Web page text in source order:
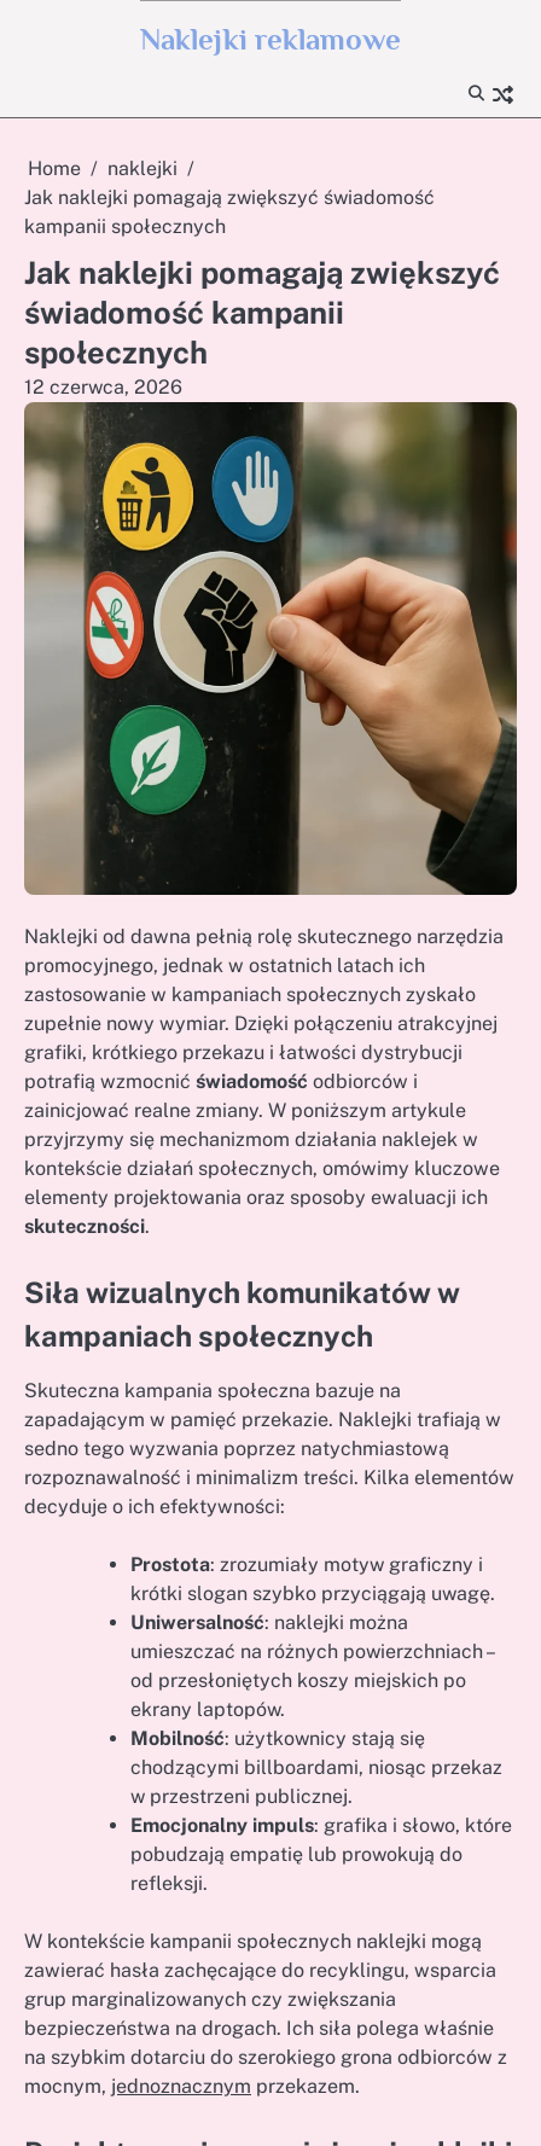
Naklejki reklamowe
Home
naklejki
Jak naklejki pomagają zwiększyć świadomość
kampanii społecznych
Jak naklejki pomagają zwiększyć
świadomość kampanii
społecznych
12 czerwca, 2026
Naklejki od dawna pełnią rolę skutecznego narzędzia
promocyjnego, jednak w ostatnich latach ich
zastosowanie w kampaniach społecznych zyskało
zupełnie nowy wymiar. Dzięki połączeniu atrakcyjnej
grafiki, krótkiego przekazu i łatwości dystrybucji
potrafią wzmocnić świadomość odbiorców i
zainicjować realne zmiany. W poniższym artykule
przyjrzymy się mechanizmom działania naklejek w
kontekście działań społecznych, omówimy kluczowe
elementy projektowania oraz sposoby ewaluacji ich
skuteczności.
Siła wizualnych komunikatów w
kampaniach społecznych
Skuteczna kampania społeczna bazuje na
zapadającym w pamięć przekazie. Naklejki trafiają w
sedno tego wyzwania poprzez natychmiastową
rozpoznawalność i minimalizm treści. Kilka elementów
decyduje o ich efektywności:
Prostota: zrozumiały motyw graficzny i
krótki slogan szybko przyciągają uwagę.
Uniwersalność: naklejki można
umieszczać na różnych powierzchniach –
od przesłoniętych koszy miejskich po
ekrany laptopów.
Mobilność: użytkownicy stają się
chodzącymi billboardami, niosąc przekaz
w przestrzeni publicznej.
Emocjonalny impuls: grafika i słowo, które
pobudzają empatię lub prowokują do
refleksji.
W kontekście kampanii społecznych naklejki mogą
zawierać hasła zachęcające do recyklingu, wsparcia
grup marginalizowanych czy zwiększania
bezpieczeństwa na drogach. Ich siła polega właśnie
na szybkim dotarciu do szerokiego grona odbiorców z
mocnym, jednoznacznym przekazem.